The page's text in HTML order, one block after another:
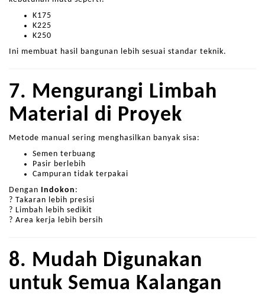
K175
K225
K250
Ini membuat hasil bangunan lebih sesuai standar teknik.
7. Mengurangi Limbah
Material di Proyek
Metode manual sering menghasilkan banyak sisa:
Semen terbuang
Pasir berlebih
Campuran tidak terpakai
Dengan Indokon :
? Takaran lebih presisi
? Limbah lebih sedikit
? Area kerja lebih bersih
8. Mudah Digunakan
untuk Semua Kalangan